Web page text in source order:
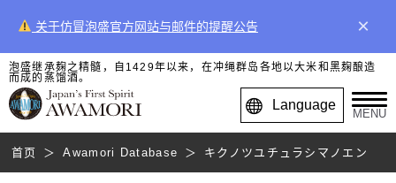
关于仿冒泡盛官方网站与邮件的提醒公告 ×
泡盛继承麹之精髓，自1429年以来，在冲绳群岛各地以大米和黑麹酿造
而成的蒸馏酒。
Language
MENU
首页 Awamori Database キクノツユチュラシマノエン